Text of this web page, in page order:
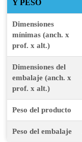
Y PESO
Dimensiones
mínimas (anch. x
prof. x alt.)
Dimensiones del
embalaje (anch. x
prof. x alt.)
Peso del producto
Peso del embalaje